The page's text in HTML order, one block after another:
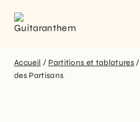
Accueil / Partitions et tablatures /
des Partisans